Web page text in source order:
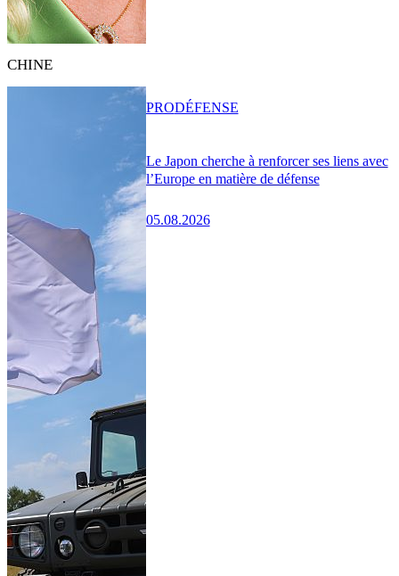
CHINE
Le Japon cherche à renforcer ses liens avec
l’Europe en matière de défense
05.08.2026
PRODÉFENSE